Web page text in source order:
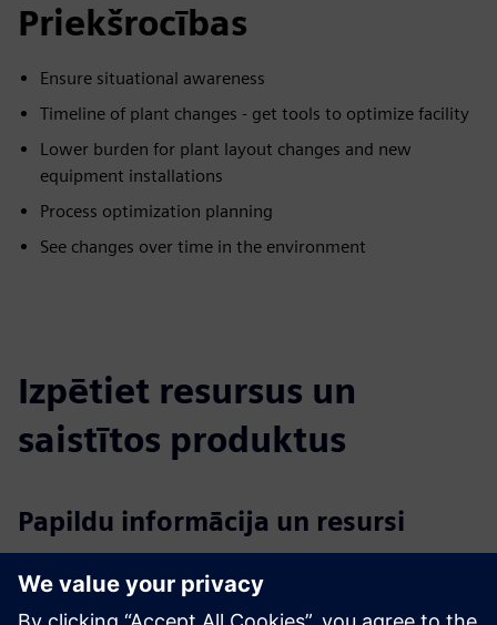
Priekšrocības
Ensure situational awareness
Timeline of plant changes - get tools to optimize facility
Lower burden for plant layout changes and new
equipment installations
Process optimization planning
See changes over time in the environment
Izpētiet resursus un
saistītos produktus
Papildu informācija un resursi
ANYmal Spec Sheet
ANYmal X Spec Sheet